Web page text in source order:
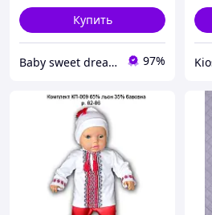
Купить
Baby sweet dream(Солодкий сон малюка) 97%